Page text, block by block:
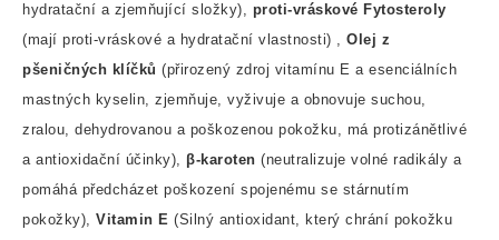
hydratační a zjemňující složky), proti-vráskové Fytosteroly
(mají proti-vráskové a hydratační vlastnosti) , Olej z
pšeničných klíčků (přirozený zdroj vitamínu E a esenciálních
mastných kyselin, zjemňuje, vyživuje a obnovuje suchou,
zralou, dehydrovanou a poškozenou pokožku, má protizánětlivé
a antioxidační účinky), β-karoten (neutralizuje volné radikály a
pomáhá předcházet poškození spojenému se stárnutím
pokožky), Vitamin E (Silný antioxidant, který chrání pokožku